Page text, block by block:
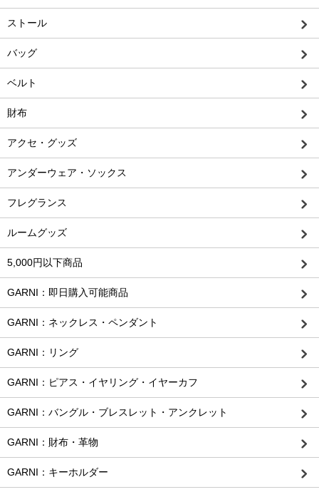
ストール
バッグ
ベルト
財布
アクセ・グッズ
アンダーウェア・ソックス
フレグランス
ルームグッズ
5,000円以下商品
GARNI：即日購入可能商品
GARNI：ネックレス・ペンダント
GARNI：リング
GARNI：ピアス・イヤリング・イヤーカフ
GARNI：バングル・ブレスレット・アンクレット
GARNI：財布・革物
GARNI：キーホルダー